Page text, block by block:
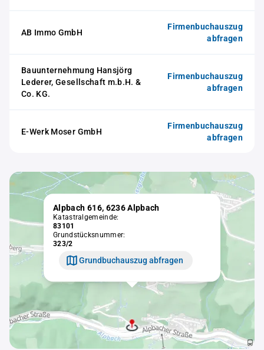
AB Immo GmbH
Firmenbuchauszug
abfragen
Bauunternehmung Hansjörg
Lederer, Gesellschaft m.b.H. &
Co. KG.
Firmenbuchauszug
abfragen
E-Werk Moser GmbH
Firmenbuchauszug
abfragen
Alpbach 616, 6236 Alpbach
Katastralgemeinde:
83101
Grundstücksnummer:
323/2
Grundbuchauszug abfragen